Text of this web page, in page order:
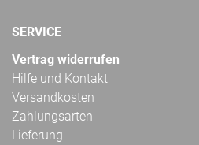
SERVICE
Vertrag widerrufen
Hilfe und Kontakt
Versandkosten
Zahlungsarten
Lieferung